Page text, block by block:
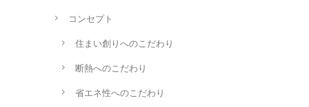
コンセプト
住まい創りへのこだわり
断熱へのこだわり
省エネ性へのこだわり